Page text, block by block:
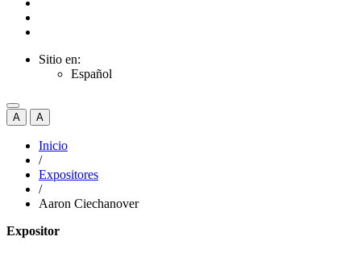
Sitio en:
Español
A A
Inicio
/
Expositores
/
Aaron Ciechanover
Expositor